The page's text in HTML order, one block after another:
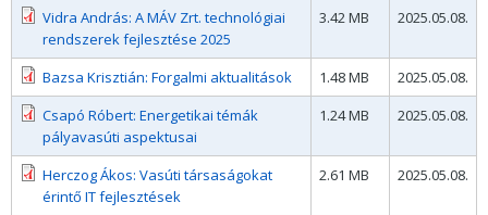
Vidra András: A MÁV Zrt. technológiai
rendszerek fejlesztése 2025
3.42 MB 2025.05.08.
Bazsa Krisztián: Forgalmi aktualitások 1.48 MB
2025.05.08.
Csapó Róbert: Energetikai témák
pályavasúti aspektusai
1.24 MB 2025.05.08.
Herczog Ákos: Vasúti társaságokat
érintő IT fejlesztések
2.61 MB 2025.05.08.